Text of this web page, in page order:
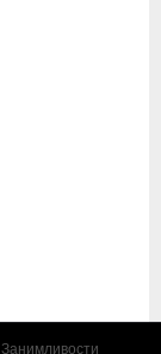
Занимливости